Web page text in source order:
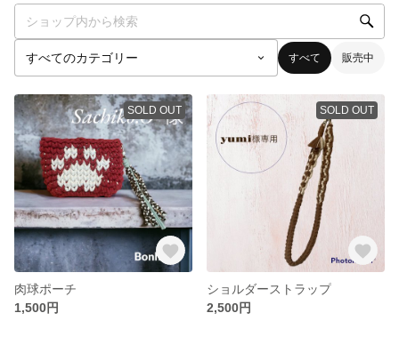
すべて 販売中
SOLD OUT
肉球ポーチ
1,500円
SOLD OUT
ショルダーストラップ
2,500円